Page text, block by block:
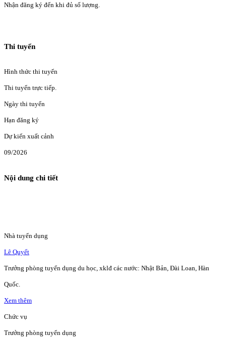
Nhận đăng ký đến khi đủ số lượng.
Thi tuyển
Hình thức thi tuyển
Thi tuyển trực tiếp.
Ngày thi tuyển
Hạn đăng ký
Dự kiến xuất cảnh
09/2026
Nội dung chi tiết
Nhà tuyển dụng
Lê Quyết
Trưởng phòng tuyển dụng du học, xklđ các nước: Nhật Bản, Đài Loan, Hàn
Quốc.
Xem thêm
Chức vụ
Trưởng phòng tuyển dụng